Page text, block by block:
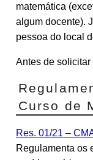
matemática
algum docente).
pessoa do local
Antes de
Curso de
Res. 01/21 –
Regulamenta os